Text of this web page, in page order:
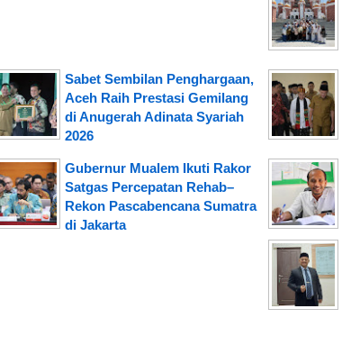
Sabet Sembilan Penghargaan,
Aceh Raih Prestasi Gemilang
di Anugerah Adinata Syariah
2026
Gubernur Mualem Ikuti Rakor
Satgas Percepatan Rehab–
Rekon Pascabencana Sumatra
di Jakarta